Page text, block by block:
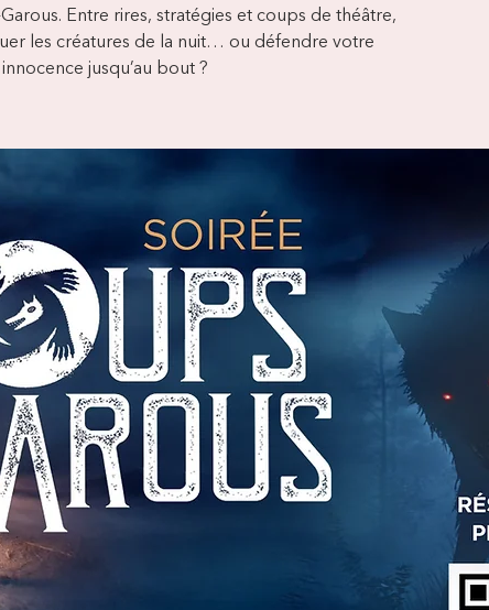
Entre rires, stratégies et coups de théâtre,
les créatures de la nuit… ou défendre votre
innocence jusqu’au bout ?